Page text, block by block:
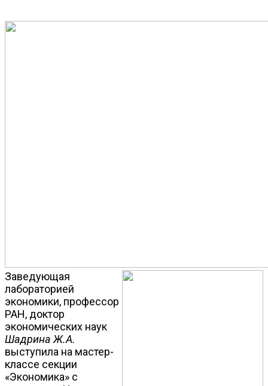
Заведующая
лабораторией
экономики, профессор
РАН, доктор
экономических наук
Шадрина Ж.А.
выступила на мастер-
классе секции
«Экономика» с